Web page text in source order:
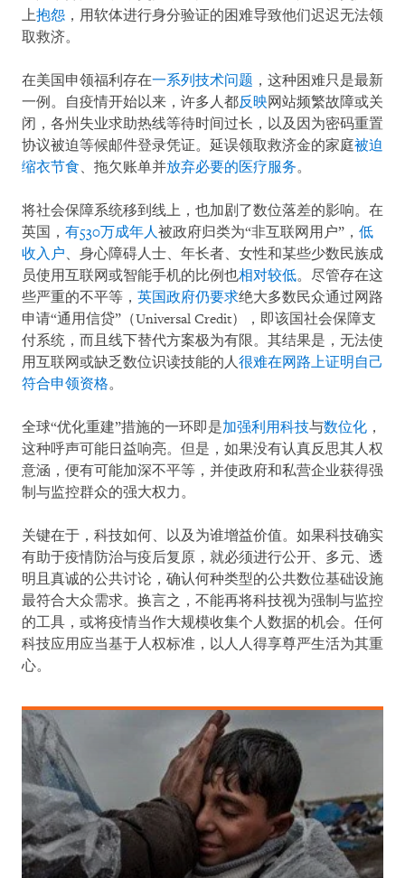
上抱怨 ，用软体进行身分验证的困难导致他们迟迟无法领
取救济。
在美国申领福利存在一系列技术问题 ，这种困难只是最新
一例。自疫情开始以来，许多人都反映网站频繁故障或关
闭，各州失业求助热线等待时间过长，以及因为密码重置
协议被迫等候邮件登录凭证。延误领取救济金的家庭被迫
缩衣节食、拖欠账单并放弃必要的医疗服务。
将社会保障系统移到线上，也加剧了数位落差的影响。在
英国， 有530万成年人被政府归类为“非互联网用户”， 低
收入户、身心障碍人士、年长者、女性和某些少数民族成
员使用互联网或智能手机的比例也相对较低。尽管存在这
些严重的不平等， 英国政府仍要求绝大多数民众通过网路
申请“通用信贷”（Universal Credit），即该国社会保障支
付系统，而且线下替代方案极为有限。其结果是，无法使
用互联网或缺乏数位识读技能的人很难在网路上证明自己
符合申领资格。
全球“优化重建”措施的一环即是加强利用科技与数位化 ，
这种呼声可能日益响亮。但是，如果没有认真反思其人权
意涵，便有可能加深不平等，并使政府和私营企业获得强
制与监控群众的强大权力。
关键在于，科技如何、以及为谁增益价值。如果科技确实
有助于疫情防治与疫后复原，就必须进行公开、多元、透
明且真诚的公共讨论，确认何种类型的公共数位基础设施
最符合大众需求。换言之，不能再将科技视为强制与监控
的工具，或将疫情当作大规模收集个人数据的机会。任何
科技应用应当基于人权标准，以人人得享尊严生活为其重
心。